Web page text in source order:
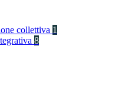
collettiva 1
8